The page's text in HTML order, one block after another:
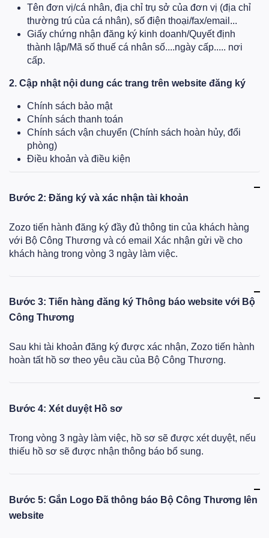
Tên đơn vị/cá nhân, địa chỉ trụ sở của đơn vị (địa chỉ
thường trú của cá nhân), số điện thoại/fax/email...
Giấy chứng nhận đăng ký kinh doanh/Quyết định
thành lập/Mã số thuế cá nhân số....ngày cấp..... nơi
cấp.
2. Cập nhật nội dung các trang trên website đăng ký
Chính sách bảo mật
Chính sách thanh toán
Chính sách vận chuyển (Chính sách hoàn hủy, đổi
phòng)
Điều khoản và điều kiện
Bước 2: Đăng ký và xác nhận tài khoản
Zozo tiến hành đăng ký đầy đủ thông tin của khách hàng
với Bộ Công Thương và có email Xác nhận gửi về cho
khách hàng trong vòng 3 ngày làm việc.
Bước 3: Tiến hàng đăng ký Thông báo website với Bộ
Công Thương
Sau khi tài khoản đăng ký được xác nhận, Zozo tiến hành
hoàn tất hồ sơ theo yêu cầu của Bộ Công Thương.
Bước 4: Xét duyệt Hồ sơ
Trong vòng 3 ngày làm việc, hồ sơ sẽ được xét duyệt, nếu
thiếu hồ sơ sẽ được nhận thông báo bổ sung.
Bước 5: Gắn Logo Đã thông báo Bộ Công Thương lên
website